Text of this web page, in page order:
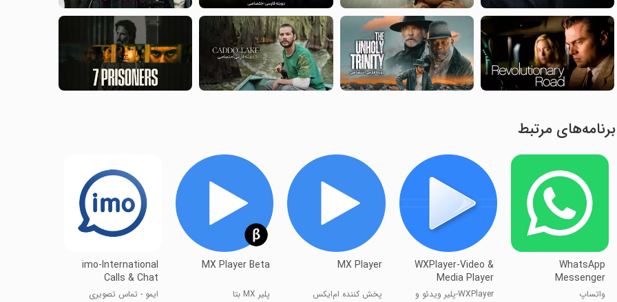
برنامه‌های مرتبط
WhatsApp
Messenger
واتساپ
WXPlayer-Video &
Media Player
WXPlayer-پلیر ویدئو و
MX Player
پخش کننده ام‌ایکس
MX Player Beta
پلیر MX بتا
imo-International
Calls & Chat
ایمو - تماس تصویری